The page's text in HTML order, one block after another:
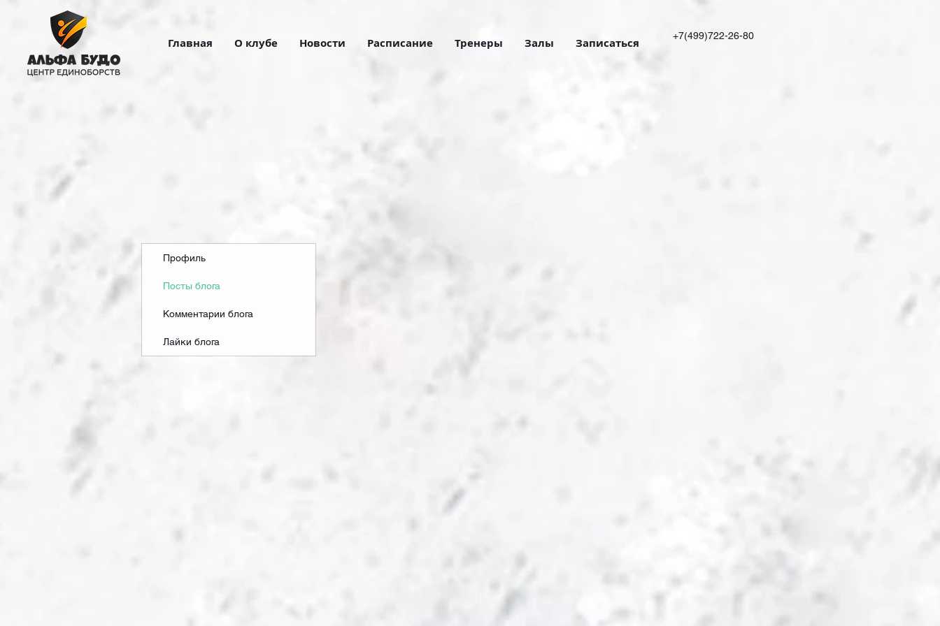
Главная О клубе Новости Расписание Тренеры Залы Записаться +7(499)722-26-80
Профиль
Посты блога
Комментарии блога
Лайки блога